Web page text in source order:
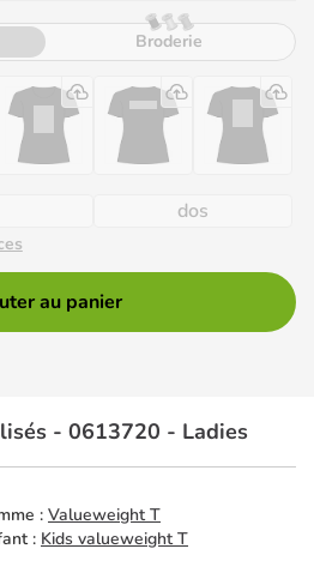
Broderie
dos
au panier
: Valueweight T
: Kids valueweight T